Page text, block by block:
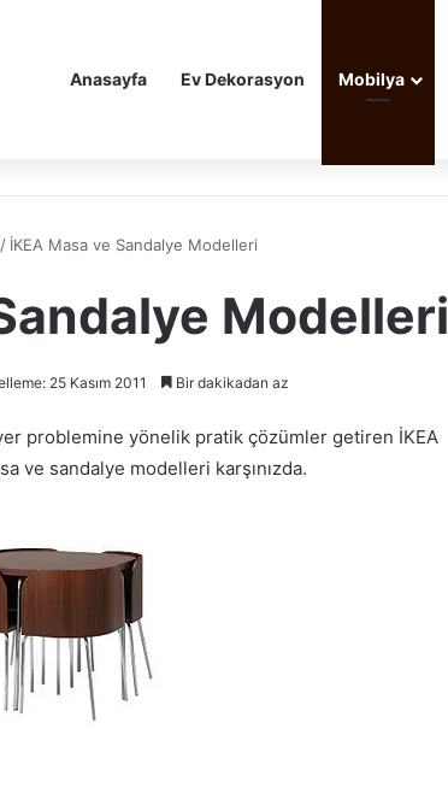
Anasayfa Ev Dekorasyon Mobilya
/ İKEA Masa ve Sandalye Modelleri
Modelleri
25 Kasım 2011 Bir dakikadan az
problemine yönelik pratik çözümler getiren İKEA
ve sandalye modelleri karşınızda.